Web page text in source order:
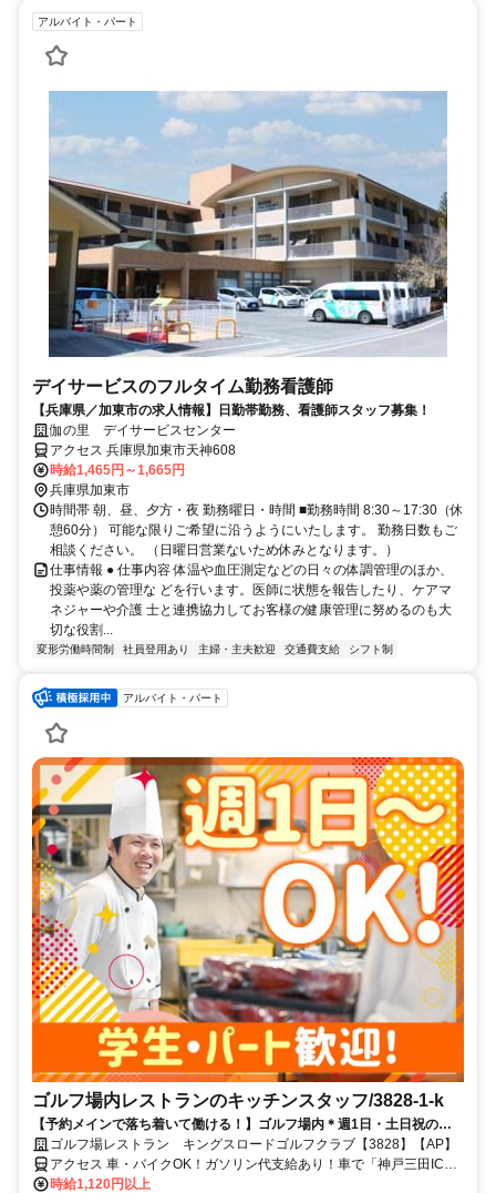
アルバイト・パート
デイサービスのフルタイム勤務看護師
【兵庫県／加東市の求人情報】日勤帯勤務、看護師スタッフ募集！
伽の里 デイサービスセンター
アクセス 兵庫県加東市天神608
時給1,465円～1,665円
兵庫県加東市
時間帯 朝、昼、夕方・夜 勤務曜日・時間 ■勤務時間 8:30～17:30（休
憩60分） 可能な限りご希望に沿うようにいたします。 勤務日数もご
相談ください。 （日曜日営業ないため休みとなります。）
仕事情報 ● 仕事内容 体温や血圧測定などの日々の体調管理のほか、
投薬や薬の管理な どを行います。医師に状態を報告したり、ケアマ
ネジャーや介護 士と連携協力してお客様の健康管理に努めるのも大
切な役割...
変形労働時間制 社員登用あり 主婦・主夫歓迎 交通費支給 シフト制
アルバイト・パート
ゴルフ場内レストランのキッチンスタッフ/3828-1-k
【予約メインで落ち着いて働ける！】ゴルフ場内＊週1日・土日祝の
み・平日のみ・ランチタイムだけなどシフト自由！毎年昇給◎前払いOK
ゴルフ場レストラン キングスロードゴルフクラブ【3828】【AP】
アクセス 車・バイクOK！ガソリン代支給あり！車で「神戸三田IC」
～約13分、「吉川IC」～約8分、「相野駅」～約8分 小野市・三田
時給1,120円以上